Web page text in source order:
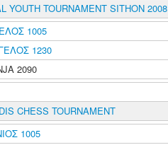
YOUTH TOURNAMENT SITHON 2008
1005
1230
2090
CHESS TOURNAMENT
1005